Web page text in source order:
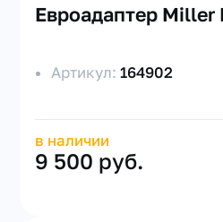
Евроадаптер Miller
Артикул:164902
в наличии
9 500 руб.